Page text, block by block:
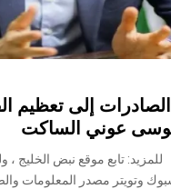
إلى تعظيم
عوني الساكت
تابع موقع نبض الخليج ،
وتويتر مصدر المعلومات